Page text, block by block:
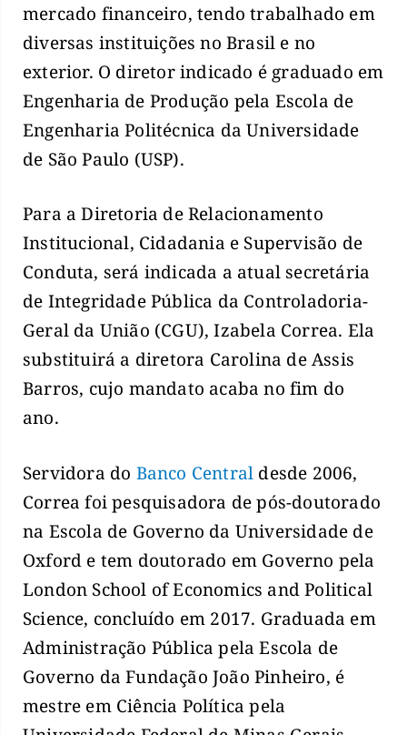
mercado financeiro, tendo trabalhado em
diversas instituições no Brasil e no
exterior. O diretor indicado é graduado em
Engenharia de Produção pela Escola de
Engenharia Politécnica da Universidade
de São Paulo (USP).
Para a Diretoria de Relacionamento
Institucional, Cidadania e Supervisão de
Conduta, será indicada a atual secretária
de Integridade Pública da Controladoria-
Geral da União (CGU), Izabela Correa. Ela
substituirá a diretora Carolina de Assis
Barros, cujo mandato acaba no fim do
ano.
Servidora do Banco Central desde 2006,
Correa foi pesquisadora de pós-doutorado
na Escola de Governo da Universidade de
Oxford e tem doutorado em Governo pela
London School of Economics and Political
Science, concluído em 2017. Graduada em
Administração Pública pela Escola de
Governo da Fundação João Pinheiro, é
mestre em Ciência Política pela